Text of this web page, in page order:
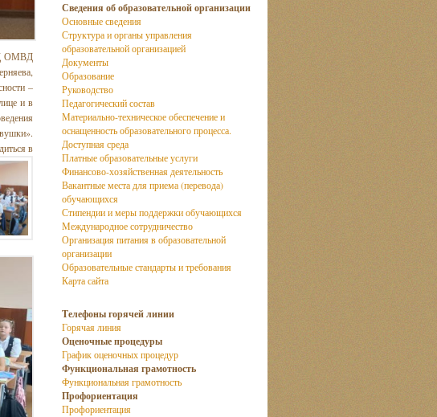
ОМВД
–
и в
в
Сведения об образовательной организации
Основные сведения
Структура и органы управления
образовательной организацией
Документы
Образование
Руководство
Педагогический состав
Материально-техническое обеспечение и
оснащенность образовательного процесса.
Доступная среда
Платные образовательные услуги
Финансово-хозяйственная деятельность
Вакантные места для приема (перевода)
обучающихся
Стипендии и меры поддержки обучающихся
Международное сотрудничество
Организация питания в образовательной
организации
Образовательные стандарты и требования
Карта сайта
Телефоны горячей линии
Горячая линия
Оценочные процедуры
График оценочных процедур
Функциональная грамотность
Функциональная грамотность
Профориентация
Профориентация